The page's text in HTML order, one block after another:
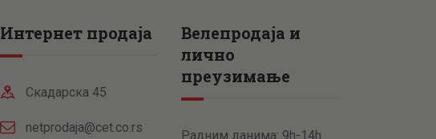
Интернет продаја
Скадарска 45
netprodaja@cet.co.rs
Велепродаја и
лично
преузимање
Радним данима: 9h-14h